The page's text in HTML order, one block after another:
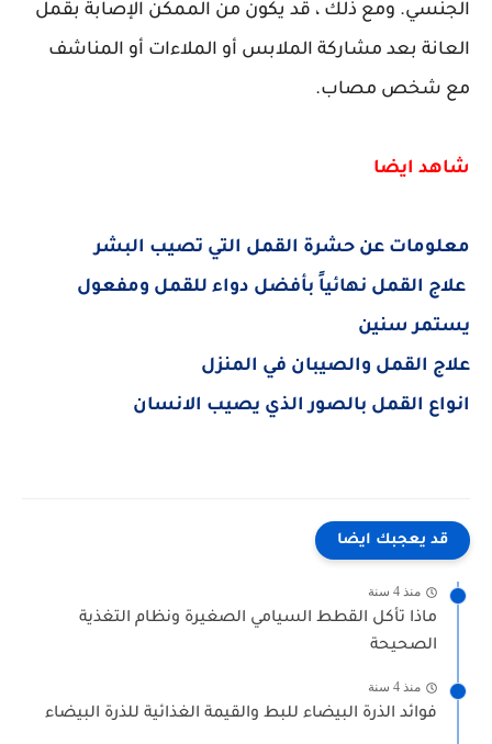
الجنسي. ومع ذلك ، قد يكون من الممكن الإصابة بقمل
العانة بعد مشاركة الملابس أو الملاءات أو المناشف
مع شخص مصاب.
شاهد ايضا
معلومات عن حشرة القمل التي تصيب البشر
علاج القمل نهائياً بأفضل دواء للقمل ومفعول
يستمر سنين
علاج القمل والصيبان في المنزل
انواع القمل بالصور الذي يصيب الانسان
قد يعجبك ايضا
منذ 4 سنة
ماذا تأكل القطط السيامي الصغيرة ونظام التغذية
الصحيحة
منذ 4 سنة
فوائد الذرة البيضاء للبط والقيمة الغذائية للذرة البيضاء